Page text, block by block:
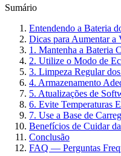
Sumário
Entendendo a Bateria
Dicas para Aumentar
1. Mantenha a Bateria
2. Utilize o Modo de
3. Limpeza Regular
4. Armazenamento
5. Atualizações de
6. Evite Temperaturas
7. Use a Base de
Benefícios de Cuidar
Conclusão
FAQ — Perguntas